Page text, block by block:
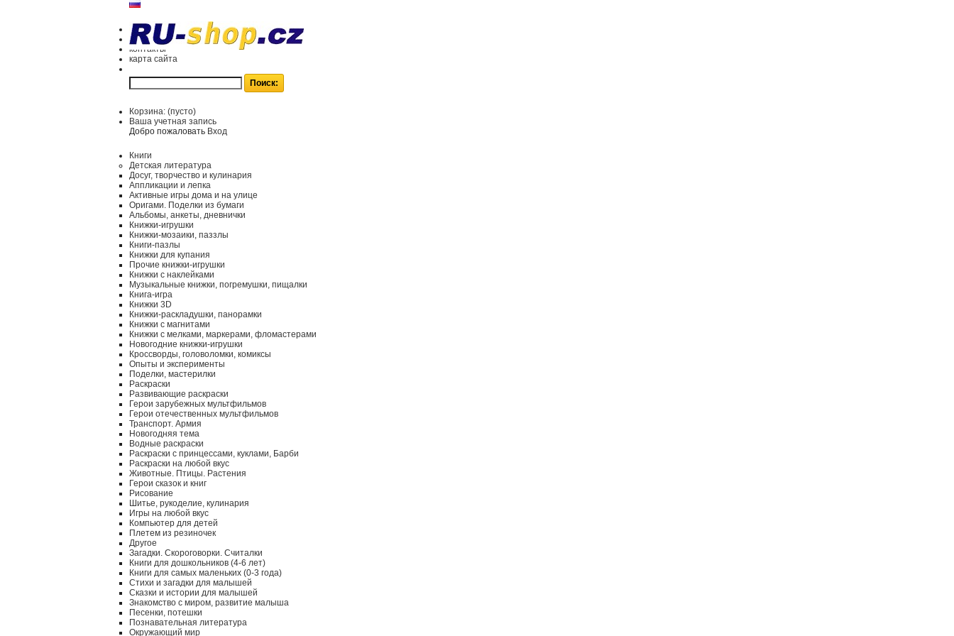
контакты
карта сайта
Корзина: (пусто)
Ваша учетная запись
Добро пожаловать Вход
Книги
Детская литература
Досуг, творчество и кулинария
Аппликации и лепка
Активные игры дома и на улице
Оригами. Поделки из бумаги
Альбомы, анкеты, дневнички
Книжки-игрушки
Книжки-мозаики, паззлы
Книги-пазлы
Книжки для купания
Прочие книжки-игрушки
Книжки с наклейками
Музыкальные книжки, погремушки, пищалки
Книга-игра
Книжки 3D
Книжки-раскладушки, панорамки
Книжки с магнитами
Книжки с мелками, маркерами, фломастерами
Новогодние книжки-игрушки
Кроссворды, головоломки, комиксы
Опыты и эксперименты
Поделки, мастерилки
Раскраски
Развивающие раскраски
Герои зарубежных мультфильмов
Герои отечественных мультфильмов
Транспорт. Армия
Новогодняя тема
Водные раскраски
Раскраски с принцессами, куклами, Барби
Раскраски на любой вкус
Животные. Птицы. Растения
Герои сказок и книг
Рисование
Шитье, рукоделие, кулинария
Игры на любой вкус
Компьютер для детей
Плетем из резиночек
Другое
Загадки. Скороговорки. Считалки
Книги для дошкольников (4-6 лет)
Книги для самых маленьких (0-3 года)
Стихи и загадки для малышей
Сказки и истории для малышей
Знакомство с миром, развитие малыша
Песенки, потешки
Познавательная литература
Окружающий мир